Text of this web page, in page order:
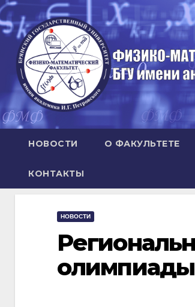
Перейти
к
содержимому
НОВОСТИ О ФАКУЛЬТЕТЕ
КОНТАКТЫ
НОВОСТИ